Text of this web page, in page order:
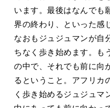
います。最後はなんでも
界の終わり、といった感
なおもジュジュマンが自
ちなく歩き始めます。も
の中で、それでも前に向
るということ。アフリカ
く歩き始めるジュジュマ